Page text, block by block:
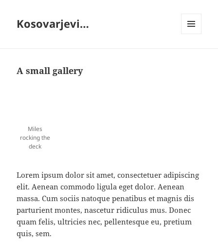
Kosovarjevi…
A small gallery
Miles
rocking the
deck
Lorem ipsum dolor sit amet, consectetuer adipiscing
elit. Aenean commodo ligula eget dolor. Aenean
massa. Cum sociis natoque penatibus et magnis dis
parturient montes, nascetur ridiculus mus. Donec
quam felis, ultricies nec, pellentesque eu, pretium
quis, sem.